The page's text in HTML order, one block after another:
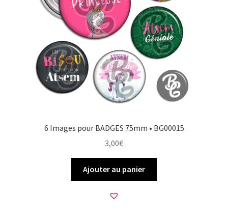
6 Images pour BADGES 75mm • BG00015
3,00€
Ajouter au panier